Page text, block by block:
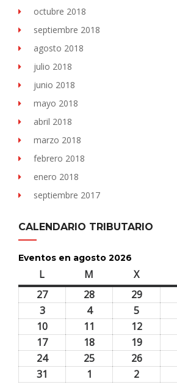
octubre 2018
septiembre 2018
agosto 2018
julio 2018
junio 2018
mayo 2018
abril 2018
marzo 2018
febrero 2018
enero 2018
septiembre 2017
CALENDARIO TRIBUTARIO
Eventos en agosto 2026
L M Xmiércoles
2727
28 2929
2026
33
agosto,
2026
44
agosto,
2026
5
agosto,
2026
10
agosto,
2026
11 1212
agosto,
2026
1717
agosto,
18 1919
agosto,
2424
25 2626
31 1 2